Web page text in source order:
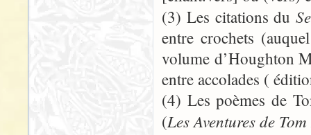
(3) Les citations du
entre crochets
volume d’Houghton
entre accolades (
(4) Les poèmes de
(Les Aventures de